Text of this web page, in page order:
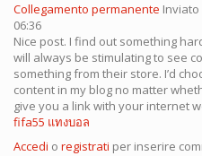
Collegamento permanente Inviato
06:36
Nice post. I find out something
will always be stimulating to see
something from their store. I’d
content in my blog no matter
give you a link with your internet
fifa55 แทงบอล
Accedi o registrati per inserire